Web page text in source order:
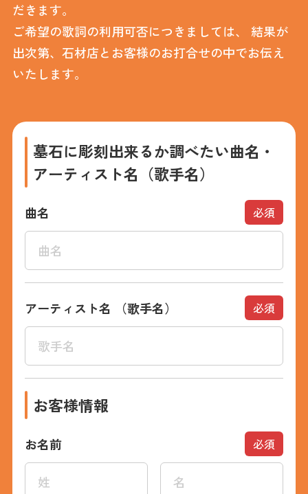
だきます。
ご希望の歌詞の利用可否につきましては、
結果が
出次第、石材店とお客様のお打合せの中でお伝え
いたします。
墓石に彫刻出来るか調べたい曲名・
アーティスト名（歌手名）
曲名 必須
アーティスト名 （歌手名） 必須
お客様情報
お名前 必須